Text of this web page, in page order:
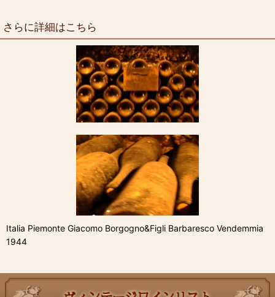
さらに詳細はこちら
Italia Piemonte Giacomo Borgogno&Figli Barbaresco Vendemmia
1944